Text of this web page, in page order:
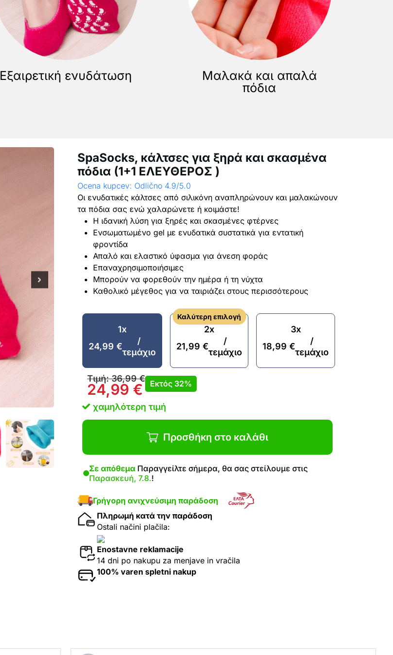
Εξαιρετική ενυδάτωση
Μαλακά και απαλά
πόδια
SpaSocks, κάλτσες για ξηρά και σκασμένα
πόδια (1+1 ΕΛΕΥΘΕΡΟΣ )
Ocena kupcev: Odlično 4.9/5.0
Οι ενυδατικές κάλτσες από σιλικόνη αναπληρώνουν και μαλακώνουν
τα πόδια σας ενώ χαλαρώνετε ή κοιμάστε!
Η ιδανική λύση για ξηρές και σκασμένες φτέρνες
Ενσωματωμένο gel με ενυδατικά συστατικά για εντατική
φροντίδα
Απαλό και ελαστικό ύφασμα για άνεση φοράς
Επαναχρησιμοποιήσιμες
Μπορούν να φορεθούν την ημέρα ή τη νύχτα
Καθολικό μέγεθος για να ταιριάζει στους περισσότερους
1x
24,99 €
/
τεμάχιο
Καλύτερη επιλογή
2x
21,99 €
/
τεμάχιο
3x
18,99 €
/
τεμάχιο
Τιμή:36,99€
24,99 € Εκτός 32%
χαμηλότερη τιμή
Προσθήκη στο καλάθι
Σε απόθεμα Παραγγείλτε σήμερα, θα σας στείλουμε στις
Παρασκευή, 7.8.!
Γρήγορη ανιχνεύσιμη παράδοση
Πληρωμή κατά την παράδοση
Ostali načini plačila:
Enostavne reklamacije
14 dni po nakupu za menjave in vračila
100% varen spletni nakup